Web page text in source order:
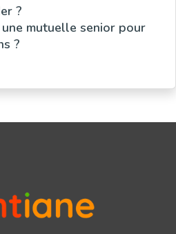
?
mutuelle senior pour
?